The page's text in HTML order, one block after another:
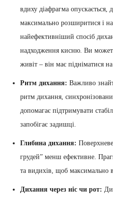
вдиху діафрагма опускається,
максимально розширитися і
найефективніший спосіб
надходження кисню. Ви
живіт – він має підніматися
Ритм дихання: Важливо
ритм дихання,
допомагає підтримувати
запобігає задишці.
Глибина дихання:
грудей” менш ефективне.
та видихів, щоб максимально
Дихання через ніс чи рот: